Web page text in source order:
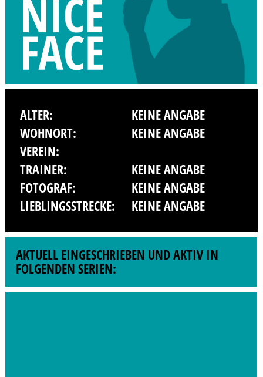
ALTER:
KEINE ANGABE
WOHNORT:
KEINE ANGABE
VEREIN:
TRAINER:
KEINE ANGABE
FOTOGRAF:
KEINE ANGABE
LIEBLINGSSTRECKE:
KEINE ANGABE
AKTUELL EINGESCHRIEBEN UND AKTIV IN
FOLGENDEN SERIEN: